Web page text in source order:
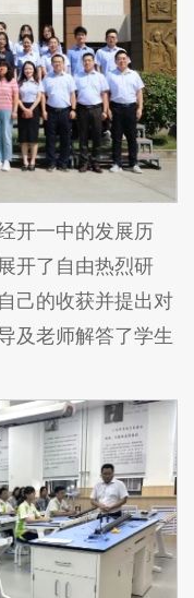
开一中的发展历
开了自由热烈研
己的收获并提出对
及老师解答了学生